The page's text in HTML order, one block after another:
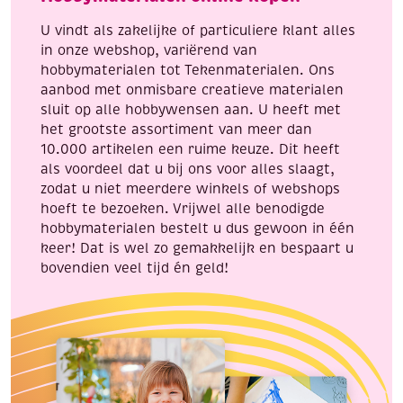
U vindt als zakelijke of particuliere klant alles
in onze webshop, variërend van
hobbymaterialen tot Tekenmaterialen. Ons
aanbod met onmisbare creatieve materialen
sluit op alle hobbywensen aan. U heeft met
het grootste assortiment van meer dan
10.000 artikelen een ruime keuze. Dit heeft
als voordeel dat u bij ons voor alles slaagt,
zodat u niet meerdere winkels of webshops
hoeft te bezoeken. Vrijwel alle benodigde
hobbymaterialen bestelt u dus gewoon in één
keer! Dat is wel zo gemakkelijk en bespaart u
bovendien veel tijd én geld!